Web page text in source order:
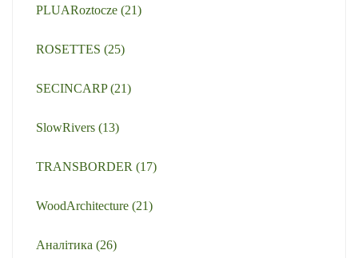
PLUARoztocze (21)
ROSETTES (25)
SECINCARP(21)
SlowRivers (13)
TRANSBORDER (17)
WoodArchitecture (21)
Аналітика (26)